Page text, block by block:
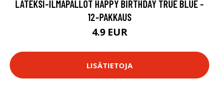
LATEKSI-ILMAPALLOT HAPPY BIRTHDAY TRUE BLUE -
12-PAKKAUS
4.9 EUR
LISÄTIETOJA